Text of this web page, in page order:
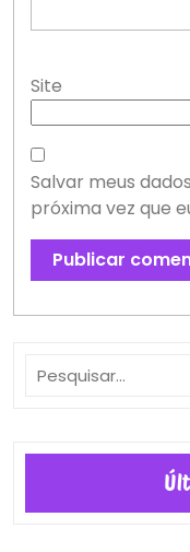
Site
Salvar meus
próxima vez que
Pesquisar